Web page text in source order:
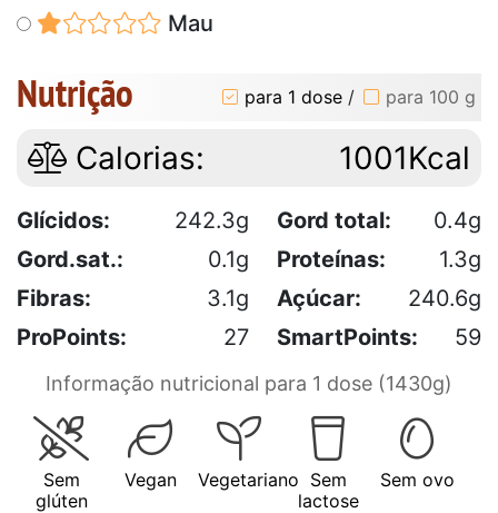
Mau
Nutrição para 1 dose / para 100 g
Calorias: 1001Kcal
Glícidos: 242.3g Gord total:
0.4g
Gord.sat.:
0.1g Proteínas:
1.3g
Fibras:
3.1g Açúcar:
240.6g
ProPoints:
27 SmartPoints: 59
Informação nutricional para 1 dose (1430g)
Sem
glúten
Vegan Vegetariano Sem
lactose
Sem ovo